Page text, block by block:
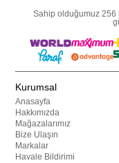
Sahip olduğumuz 256
Kurumsal
Anasayfa
Hakkımızda
Mağazalarımız
Bize Ulaşın
Markalar
Havale Bildirimi